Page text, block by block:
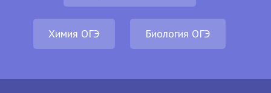
Химия ОГЭ Биология ОГЭ